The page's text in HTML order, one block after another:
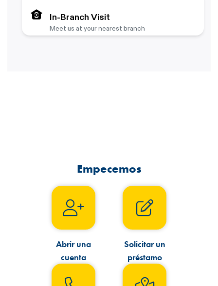
Empecemos
Abrir una
cuenta
Solicitar un
préstamo